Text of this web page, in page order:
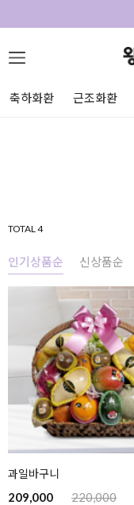
축하화환 근조화환
TOTAL 4
인기상품순 신상품순
과일바구니
209,000 220,000